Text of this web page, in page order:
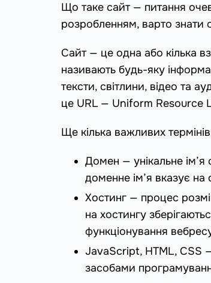
Що таке сайт — питання
розробленням, варто знати
Сайт — це одна або кілька
називають будь-яку
тексти, світлини, відео та
це URL — Uniform Resource
Ще кілька важливих
Домен — унікальне ім’я
доменне ім’я вказує на
Хостинг — процес
на хостингу
функціонування
JavaScript, HTML, CSS
засобами